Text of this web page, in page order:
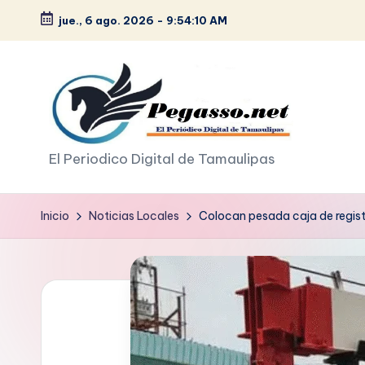
Saltar
contenido
jue., 6 ago. 2026 - 9:54:11 AM
p
e
g
El Periodico Digital de Tamaulipas
Inicio Noticias Locales Colocan pesada caja de